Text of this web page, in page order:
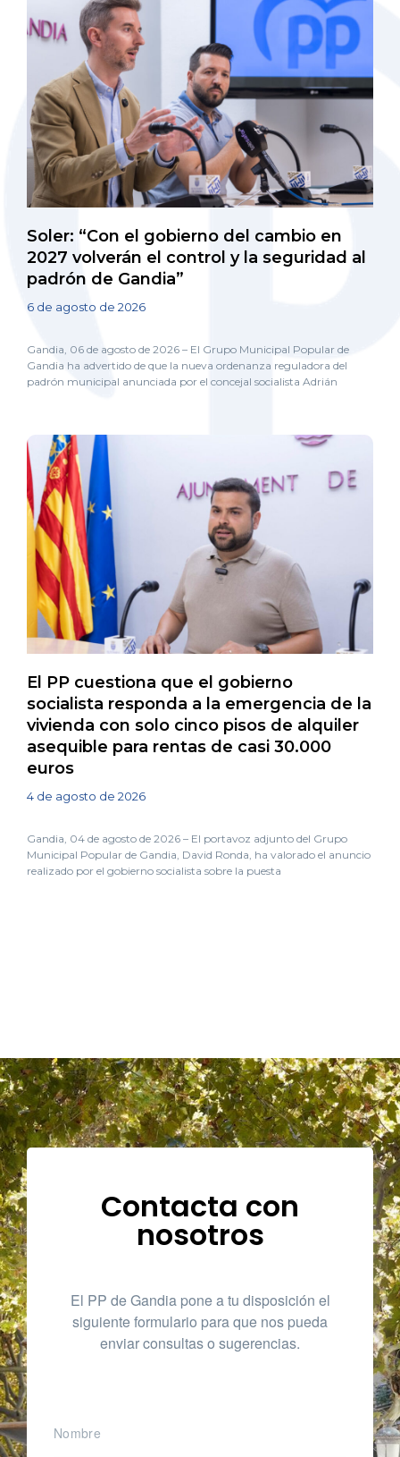
Soler: “Con el gobierno del cambio en
2027 volverán el control y la seguridad al
padrón de Gandia”
6 de agosto de 2026
Gandia, 06 de agosto de 2026 – El Grupo Municipal Popular de
Gandia ha advertido de que la nueva ordenanza reguladora del
padrón municipal anunciada por el concejal socialista Adrián
El PP cuestiona que el gobierno
socialista responda a la emergencia de la
vivienda con solo cinco pisos de alquiler
asequible para rentas de casi 30.000
euros
4 de agosto de 2026
Gandia, 04 de agosto de 2026 – El portavoz adjunto del Grupo
Municipal Popular de Gandia, David Ronda, ha valorado el anuncio
realizado por el gobierno socialista sobre la puesta
Contacta con
nosotros
El PP de Gandia pone a tu disposición el
siguiente formulario para que nos pueda
enviar consultas o sugerencias.